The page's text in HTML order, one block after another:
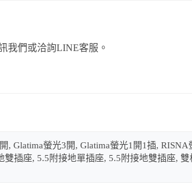
我們或洽詢LINE客服。
, Glatima螢光3開, Glatima螢光1開1插,
雙插座, 5.5附接地單插座, 5.5附接地雙插座,